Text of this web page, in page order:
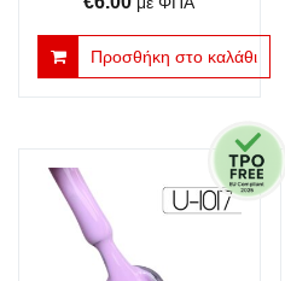
price
was:
τρέχουσα
τιμή
Προσθήκη στο καλάθι